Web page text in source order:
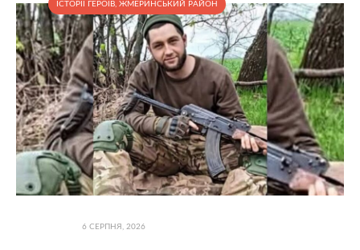
ІСТОРІЇ ГЕРОЇВ, ЖМЕРИНСЬКИЙ РАЙОН
6 СЕРПНЯ, 2026